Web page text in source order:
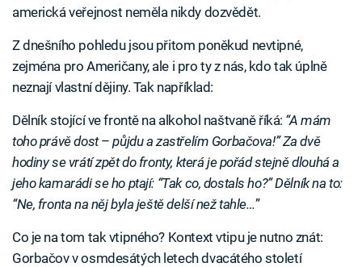
americká veřejnost neměla nikdy dozvědět.
Z dnešního pohledu jsou přitom poněkud nevtipné,
zejména pro Američany, ale i pro ty z nás, kdo tak úplně
neznají vlastní dějiny. Tak například:
Dělník stojící ve frontě na alkohol naštvaně říká: “A mám
toho právě dost– půjdu a zastřelím Gorbačova!” Za dvě
hodiny se vrátí zpět do fronty, která je pořád stejně dlouhá a
jeho kamarádi se ho ptají: “Tak co, dostals ho?” Dělník na to:
“Ne, fronta na něj byla ještě delší než tahle…”
Co je na tom tak vtipného? Kontext vtipu je nutno znát:
Gorbačov v osmdesátých letech dvacátého století